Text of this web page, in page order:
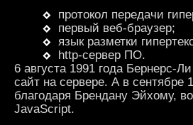
протокол передачи
первый веб-браузер;
язык разметки
http-сервер ПО.
6 августа 1991 года Бернерс-
сайт на сервере. А в сентябре
благодаря Брендану Эйхому,
JavaScript.